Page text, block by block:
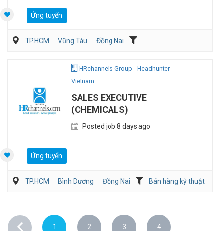
Ứng tuyển
TP.HCM Vũng Tàu
Đồng Nai
HRchannels Group - Headhunter
Vietnam
SALES EXECUTIVE
(CHEMICALS)
Posted job 8 days ago
Ứng tuyển
TP.HCM Bình Dương Đồng Nai Bán hàng kỹ thuật
1 2 3 4